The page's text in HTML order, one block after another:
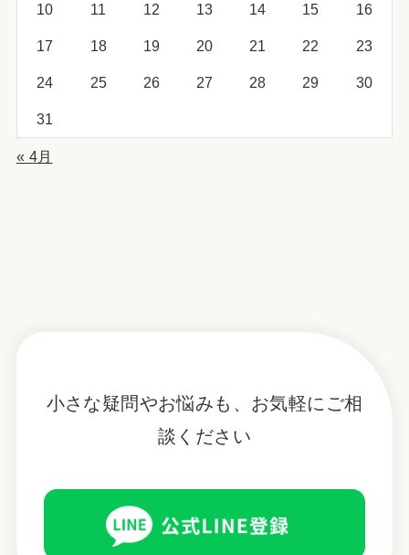
10 11 12 13 14 15 16
17 18 19 20 21 22 23
24 25 26 27 28 29 30
31
« 4月
小さな疑問やお悩みも、お気軽にご相
談ください